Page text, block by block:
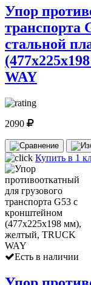
Упор
транспорта
стальной
WAY
2090
Купить в 1
Есть в наличии